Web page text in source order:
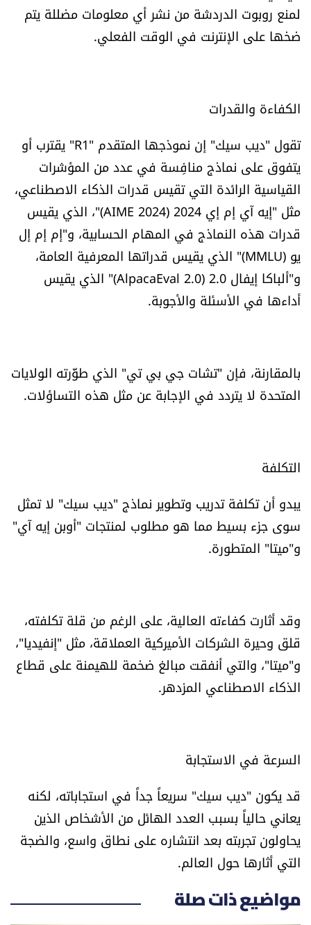
لمنع روبوت الدردشة من نشر أي معلومات مضللة يتم
ضخها على الإنترنت في الوقت الفعلي.
الكفاءة والقدرات
تقول "ديب سيك" إن نموذجها المتقدم "R1" يقترب أو
يتفوق على نماذج منافِسة في عدد من المؤشرات
القياسية الرائدة التي تقيس قدرات الذكاء الاصطناعي،
مثل "إيه آي إم إي 2024 (AIME 2024)"، الذي يقيس
قدرات هذه النماذج في المهام الحسابية، و"إم إم إل
يو (MMLU)" الذي يقيس قدراتها المعرفية العامة،
و"ألباكا إيفال 2.0 (AlpacaEval 2.0)" الذي يقيس
أداءها في الأسئلة والأجوبة.
بالمقارنة، فإن "تشات جي بي تي" الذي طوَّرته الولايات
المتحدة لا يتردد في الإجابة عن مثل هذه التساؤلات.
التكلفة
يبدو أن تكلفة تدريب وتطوير نماذج "ديب سيك" لا تمثل
سوى جزء بسيط مما هو مطلوب لمنتجات "أوبن إيه آي"
و"ميتا" المتطورة.
وقد أثارت كفاءته العالية، على الرغم من قلة تكلفته،
قلق وحيرة الشركات الأميركية العملاقة، مثل "إنفيديا"،
و"ميتا"، والتي أنفقت مبالغ ضخمة للهيمنة على قطاع
الذكاء الاصطناعي المزدهر.
السرعة في الاستجابة
قد يكون "ديب سيك" سريعاً جداً في استجاباته، لكنه
يعاني حالياً بسبب العدد الهائل من الأشخاص الذين
يحاولون تجربته بعد انتشاره على نطاق واسع، والضجة
التي أثارها حول العالم.
مواضيع ذات صلة